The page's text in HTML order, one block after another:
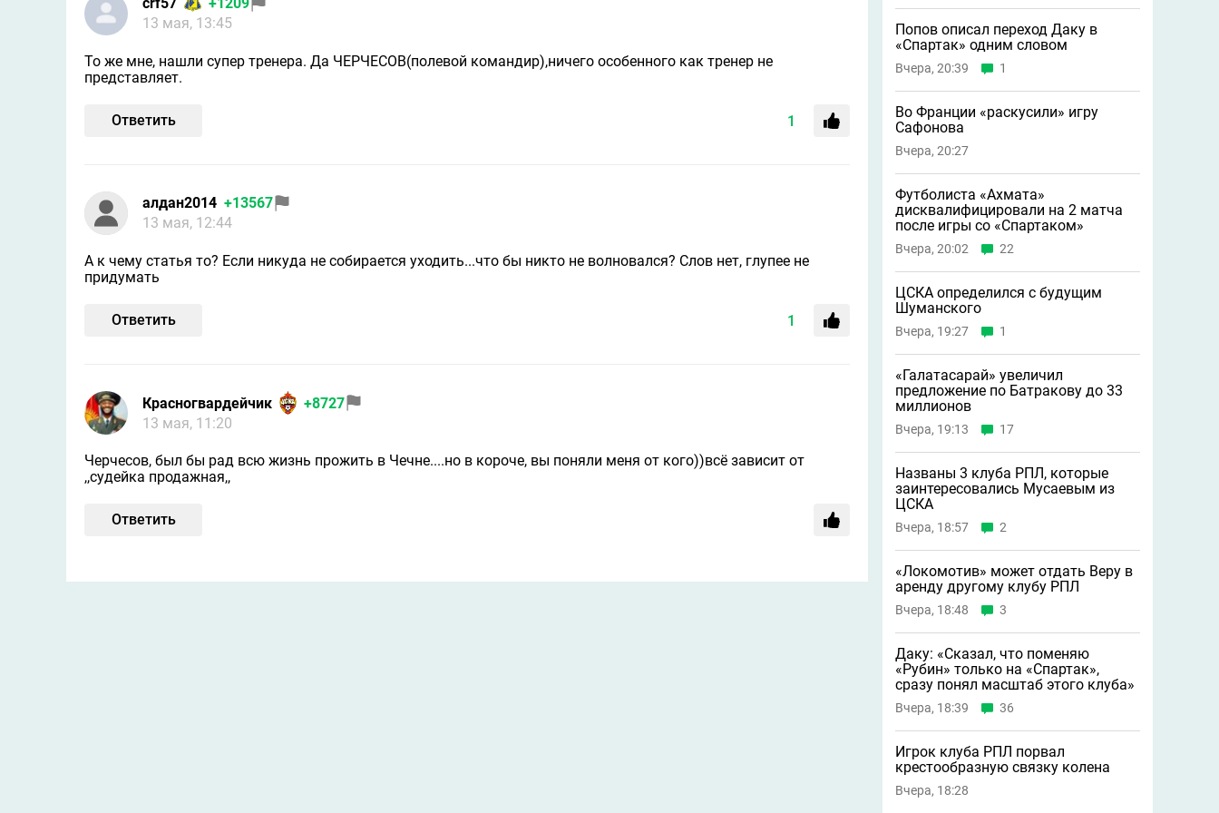
crf57
+1209
13 мая, 13:45
То же мне, нашли супер тренера. Да ЧЕРЧЕСОВ(полевой командир),ничего особенного как тренер не
представляет.
Ответить 1
алдан2014 +13567
13 мая, 12:44
А к чему статья то? Если никуда не собирается уходить...что бы никто не волновался? Слов нет, глупее не
придумать
Ответить 1
Красногвардейчик
+8727
13 мая, 11:20
Черчесов, был бы рад всю жизнь прожить в Чечне....но в короче, вы поняли меня от кого))всё зависит от
,,судейка продажная,,
Ответить
Попов описал переход Даку в
«Спартак» одним словом
Вчера, 20:39 1
Во Франции «раскусили» игру
Сафонова
Вчера, 20:27
Футболиста «Ахмата»
дисквалифицировали на 2 матча
после игры со «Спартаком»
Вчера, 20:02 22
ЦСКА определился с будущим
Шуманского
Вчера, 19:27 1
«Галатасарай» увеличил
предложение по Батракову до 33
миллионов
Вчера, 19:13 17
Названы 3 клуба РПЛ, которые
заинтересовались Мусаевым из
ЦСКА
Вчера, 18:57 2
«Локомотив» может отдать Веру в
аренду другому клубу РПЛ
Вчера, 18:48 3
Даку: «Сказал, что поменяю
«Рубин» только на «Спартак»,
сразу понял масштаб этого клуба»
Вчера, 18:39 36
Игрок клуба РПЛ порвал
крестообразную связку колена
Вчера, 18:28